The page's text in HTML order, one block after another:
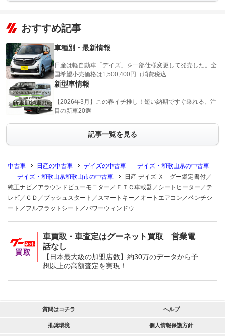
おすすめ記事
車種別・最新情報
日産は軽自動車「デイズ」を一部仕様変更して発売した。全
国希望小売価格は1,500,400円（消費税込…
新型車情報
【2026年3月】この春イチ推し！短い納期ですぐ乗れる、注
目の新車20選
記事一覧を見る
中古車 日産の中古車 デイズの中古車
デイズ・和歌山県の中古車
デイズ・和歌山県和歌山市の中古車
日産 デイズ Ｘ グー鑑定書付／
純正ナビ／アラウンドビューモニター／ＥＴＣ車載器／シートヒーター／テ
レビ／ＣＤ／プッシュスタート／スマートキー／オートエアコン／ベンチシ
ート／フルフラットシート／パワーウィンドウ
車買取・車査定はグーネット買取 営業電
話なし
【日本最大級の加盟店数】約30万のデータから予
想以上の高額査定を実現！
質問はコチラ ヘルプ
推奨環境 個人情報保護方針